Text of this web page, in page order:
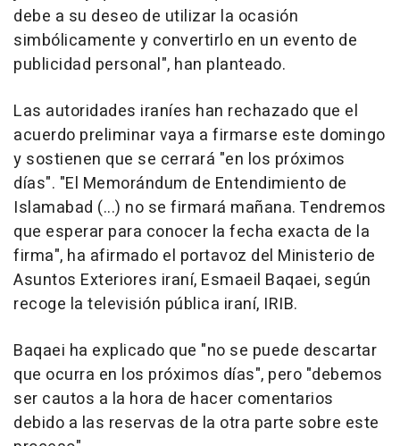
debe a su deseo de utilizar la ocasión
simbólicamente y convertirlo en un evento de
publicidad personal", han planteado.
Las autoridades iraníes han rechazado que el
acuerdo preliminar vaya a firmarse este domingo
y sostienen que se cerrará "en los próximos
días". "El Memorándum de Entendimiento de
Islamabad (...) no se firmará mañana. Tendremos
que esperar para conocer la fecha exacta de la
firma", ha afirmado el portavoz del Ministerio de
Asuntos Exteriores iraní, Esmaeil Baqaei, según
recoge la televisión pública iraní, IRIB.
Baqaei ha explicado que "no se puede descartar
que ocurra en los próximos días", pero "debemos
ser cautos a la hora de hacer comentarios
debido a las reservas de la otra parte sobre este